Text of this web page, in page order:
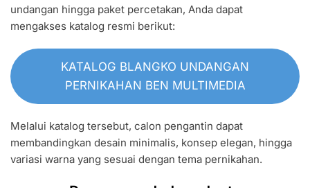
undangan hingga paket percetakan, Anda dapat
mengakses katalog resmi berikut:
KATALOG BLANGKO UNDANGAN
PERNIKAHAN BEN MULTIMEDIA
Melalui katalog tersebut, calon pengantin dapat
membandingkan desain minimalis, konsep elegan, hingga
variasi warna yang sesuai dengan tema pernikahan.